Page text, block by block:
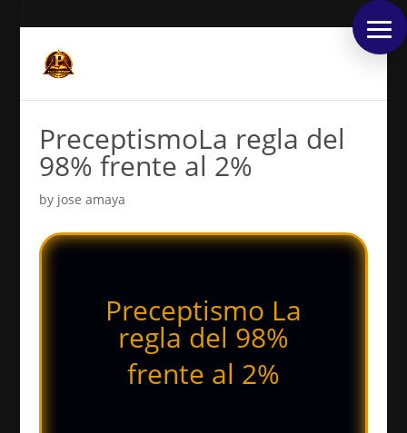
PreceptismoLa regla del
98% frente al 2%
by jose amaya
Preceptismo La
regla del 98%
frente al 2%